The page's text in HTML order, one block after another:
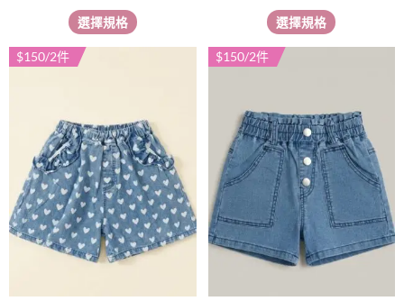
選擇規格
選
擇
選擇規格
選
擇
$150/2件
有
多
種
款
式。
可
在
$150/2件
有
多
種
款
式。
可
在